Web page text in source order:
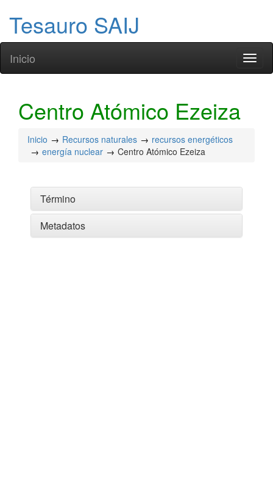
Tesauro SAIJ
Inicio
Centro Atómico Ezeiza
Inicio Recursos naturales
recursos energéticos
energía nuclear
Centro Atómico Ezeiza
Término
Metadatos